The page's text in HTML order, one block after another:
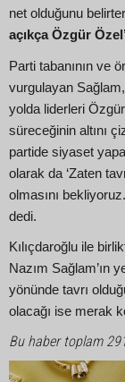
net olduğunu
açıkça Özgür
Parti tabanının ve
vurgulayan
yolda liderleri
süreceğinin altını
partide siyaset
olarak da ‘Zaten
olmasını
dedi.
Kılıçdaroğlu ile
Nazım Sağlam’ın
yönünde tavrı
olacağı ise merak
Bu haber toplam